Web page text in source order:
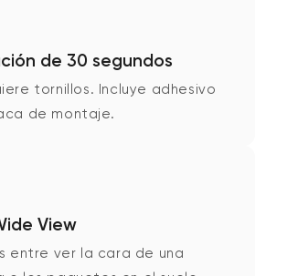
de 30 segundos
tornillos. Incluye adhesivo
de montaje.
View
entre ver la cara de una